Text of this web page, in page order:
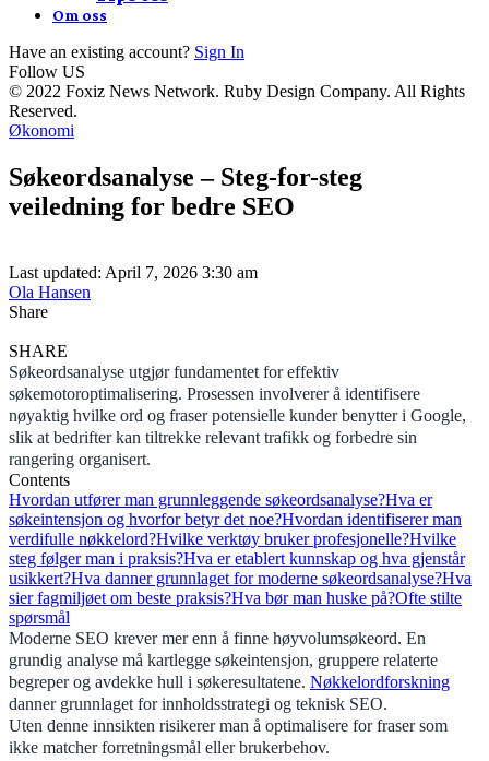
Om oss
Have an existing account? Sign In
Follow US
© 2022 Foxiz News Network. Ruby Design Company. All Rights
Reserved.
Økonomi
Søkeordsanalyse – Steg-for-steg
veiledning for bedre SEO
Last updated: April 7, 2026 3:30 am
Ola Hansen
Share
SHARE
Søkeordsanalyse utgjør fundamentet for effektiv
søkemotoroptimalisering. Prosessen involverer å identifisere
nøyaktig hvilke ord og fraser potensielle kunder benytter i Google,
slik at bedrifter kan tiltrekke relevant trafikk og forbedre sin
rangering organisert.
Contents
Hvordan utfører man grunnleggende søkeordsanalyse?Hva er
søkeintensjon og hvorfor betyr det noe?Hvordan identifiserer man
verdifulle nøkkelord?Hvilke verktøy bruker profesjonelle?Hvilke
steg følger man i praksis?Hva er etablert kunnskap og hva gjenstår
usikkert?Hva danner grunnlaget for moderne søkeordsanalyse?Hva
sier fagmiljøet om beste praksis?Hva bør man huske på?Ofte stilte
spørsmål
Moderne SEO krever mer enn å finne høyvolumsøkeord. En
grundig analyse må kartlegge søkeintensjon, gruppere relaterte
begreper og avdekke hull i søkeresultatene. Nøkkelordforskning
danner grunnlaget for innholdsstrategi og teknisk SEO.
Uten denne innsikten risikerer man å optimalisere for fraser som
ikke matcher forretningsmål eller brukerbehov.